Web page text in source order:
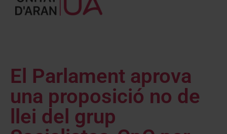
El Parlament aprova
una proposició no de
llei del grup